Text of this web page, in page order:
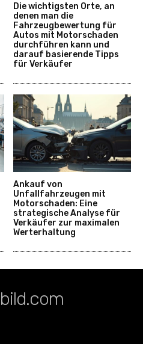
Die wichtigsten Orte, an
denen man die
Fahrzeugbewertung für
Autos mit Motorschaden
durchführen kann und
darauf basierende Tipps
für Verkäufer
Ankauf von
Unfallfahrzeugen mit
Motorschaden: Eine
strategische Analyse für
Verkäufer zur maximalen
Werterhaltung
bild.com